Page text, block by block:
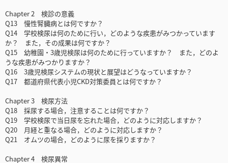
Chapter 2 検診の意義
Q13 慢性腎臓病とは何ですか？
Q14 学校検尿は何のために行い，どのような疾患がみつかっています
か？ また，その成果は何ですか？
Q15 幼稚園・3歳児検尿は何のために行っていますか？ また，どのよ
うな疾患がみつかりますか？
Q16 3歳児検尿システムの現状と展望はどうなっていますか？
Q17 都道府県代表小児CKD対策委員とは何ですか？
Chapter 3 検尿方法
Q18 採尿する場合，注意することは何ですか？
Q19 学校検尿で当日尿を忘れた場合，どのように対応しますか？
Q20 月経と重なる場合，どのように対応しますか？
Q21 オムツの場合，どのように尿を採りますか？
Chapter 4 検尿異常